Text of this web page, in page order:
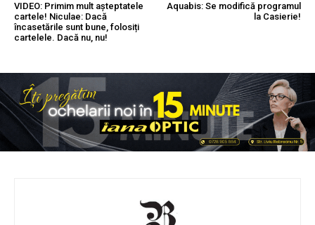
VIDEO: Primim mult așteptatele
cartele! Niculae: Dacă
încasetările sunt bune, folosiți
cartelele. Dacă nu, nu!
Aquabis: Se modifică programul
la Casierie!